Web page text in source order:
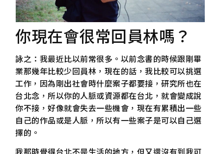
你現在會很常回員林嗎？
詠之：我最近比以前常很多。以前念書的時候跟剛畢
業那幾年比較少回員林，現在的話，我比較可以挑選
工作，因為剛出社會時什麼案子都要接，研究所也在
台北念，所以你的人脈或資源都在台北，就會變成說
你不接，好像就會失去一些機會，現在有累積出一些
自己的作品或是人脈，所以有一些案子是可以自己選
擇的。
我那時覺得台北不是生活的地方，但又還沒有到我可